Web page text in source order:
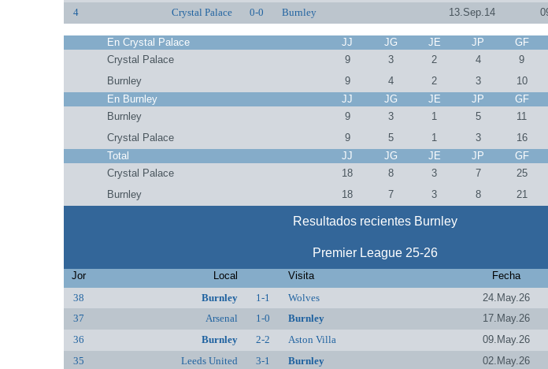
4
Crystal Palace 0-0 Burnley 13.Sep.14
En Crystal Palace JJ JG JE JP GF
Crystal Palace
9 3 2 4 9
Burnley
9 4 2 3 10
En Burnley
JJ JG JE JP GF
Burnley
9 3 1 5 11
Crystal Palace
9 5 1 3 16
Total
JJ JG JE JP GF
Crystal Palace
18 8 3 7 25
Burnley
18 7 3 8 21
Resultados recientes Burnley
Premier League 25-26
Jor Local Visita Fecha
38
Burnley 1-1 Wolves 24.May.26
37
Arsenal 1-0 Burnley 17.May.26
36
Burnley 2-2 Aston Villa 09.May.26
35
Leeds United 3-1 Burnley 02.May.26